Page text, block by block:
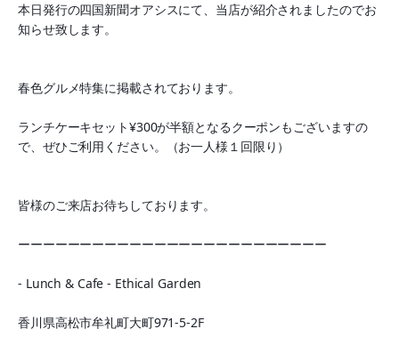
本日発行の四国新聞オアシスにて、当店が紹介されましたのでお
知らせ致します。
春色グルメ特集に掲載されております。
ランチケーキセット¥300が半額となるクーポンもございますの
で、ぜひご利用ください。（お一人様１回限り）
皆様のご来店お待ちしております。
ーーーーーーーーーーーーーーーーーーーーーーーーー
- Lunch & Cafe - Ethical Garden
香川県高松市牟礼町大町971-5-2F